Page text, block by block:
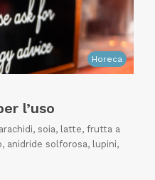
Horeca
l’uso
soia, latte, frutta a
anidride solforosa, lupini,